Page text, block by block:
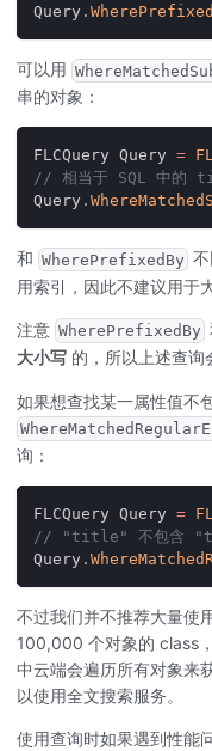
Query .
可以用
串的对象：
FLCQuery Query =
// 相当于 SQL 中的
Query .
和 WherePrefixedBy 不
用索引，因此不建议用于
注意 WherePrefixedBy
大小写 的，所以上述查询
如果想查找某一属性值不
询：
FLCQuery Query =
// "title" 不包含
Query .
不过我们并不推荐大量使
100,000 个对象的 class
中云端会遍历所有对象来
以使用全文搜索服务。
使用查询时如果遇到性能